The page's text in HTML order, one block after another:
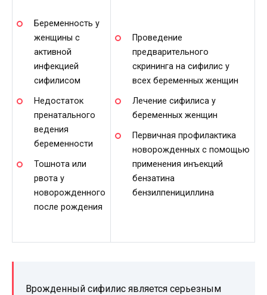
Беременность у
женщины с
активной
инфекцией
сифилисом
Недостаток
пренатального
ведения
беременности
Тошнота или
рвота у
новорожденного
после рождения
Проведение
предварительного
скрининга на сифилис у
всех беременных женщин
Лечение сифилиса у
беременных женщин
Первичная профилактика
новорожденных с помощью
применения инъекций
бензатина
бензилпенициллина
Врожденный сифилис является серьезным